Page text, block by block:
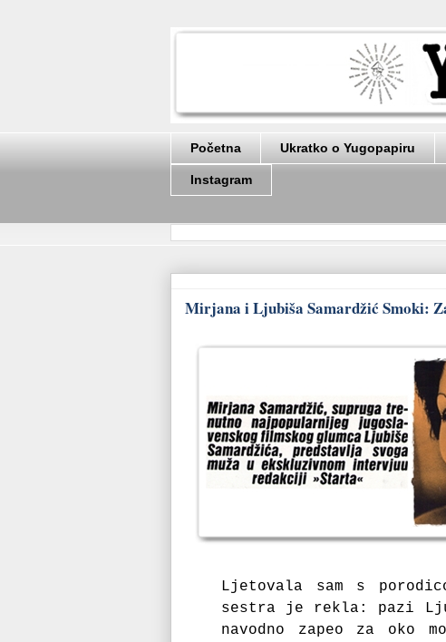
Početna Ukratko o Yugopapiru
Instagram
Mirjana i Ljubiša Samardžić Smoki:
Ljetovala sam s
sestra je rekla: pazi
navodno zapeo za